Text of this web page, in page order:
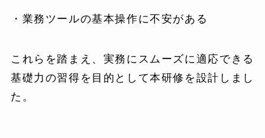
・業務ツールの基本操作に不安がある
これらを踏まえ、実務にスムーズに適応できる
基礎力の習得を目的として本研修を設計しまし
た。